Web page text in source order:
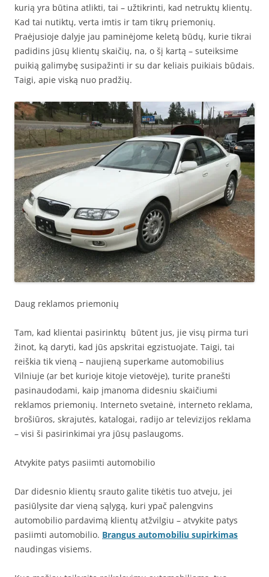
kurią yra būtina atlikti, tai – užtikrinti, kad netruktų klientų.
Kad tai nutiktų, verta imtis ir tam tikrų priemonių.
Praėjusioje dalyje jau paminėjome keletą būdų, kurie tikrai
padidins jūsų klientų skaičių, na, o šį kartą – suteiksime
puikią galimybę susipažinti ir su dar keliais puikiais būdais.
Taigi, apie viską nuo pradžių.
Daug reklamos priemonių
Tam, kad klientai pasirinktų būtent jus, jie visų pirma turi
žinot, ką daryti, kad jūs apskritai egzistuojate. Taigi, tai
reiškia tik vieną – naujieną superkame automobilius
Vilniuje (ar bet kurioje kitoje vietovėje), turite pranešti
pasinaudodami, kaip įmanoma didesniu skaičiumi
reklamos priemonių. Interneto svetainė, interneto reklama,
brošiūros, skrajutės, katalogai, radijo ar televizijos reklama
– visi ši pasirinkimai yra jūsų paslaugoms.
Atvykite patys pasiimti automobilio
Dar didesnio klientų srauto galite tikėtis tuo atveju, jei
pasiūlysite dar vieną sąlygą, kuri ypač palengvins
automobilio pardavimą klientų atžvilgiu – atvykite patys
pasiimti automobilio. Brangus automobiliu supirkimas
naudingas visiems.